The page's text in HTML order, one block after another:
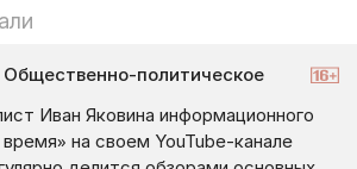
Общественно-политическое
Иван Яковина информационного
на своем YouTube-канале